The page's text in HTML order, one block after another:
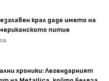
крал даде името на
питие
хроники: Легендарният